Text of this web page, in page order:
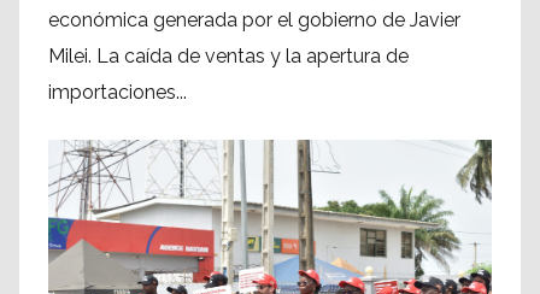
económica generada por el gobierno de Javier
Milei. La caída de ventas y la apertura de
importaciones...